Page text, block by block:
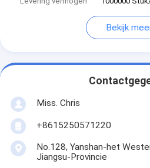
Bekijk
Miss. Chris
+8615250571220
No.128, Yanshan-het
Jiangsu-Provincie